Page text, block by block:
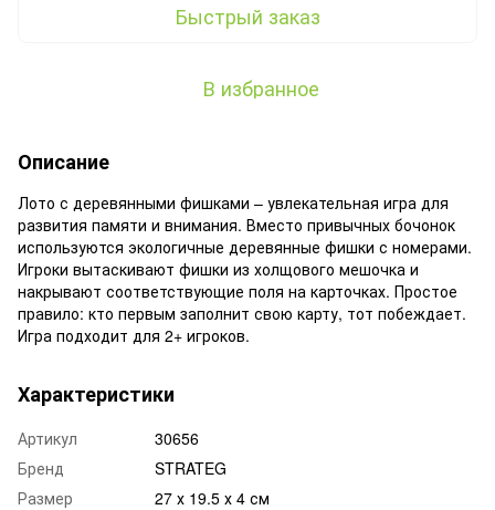
Быстрый заказ
В избранное
Описание
Лото с деревянными фишками – увлекательная игра для
развития памяти и внимания. Вместо привычных бочонок
используются экологичные деревянные фишки с номерами.
Игроки вытаскивают фишки из холщового мешочка и
накрывают соответствующие поля на карточках. Простое
правило: кто первым заполнит свою карту, тот побеждает.
Игра подходит для 2+ игроков.
Характеристики
Артикул
30656
Бренд
STRATEG
Размер
27 х 19.5 х 4 см